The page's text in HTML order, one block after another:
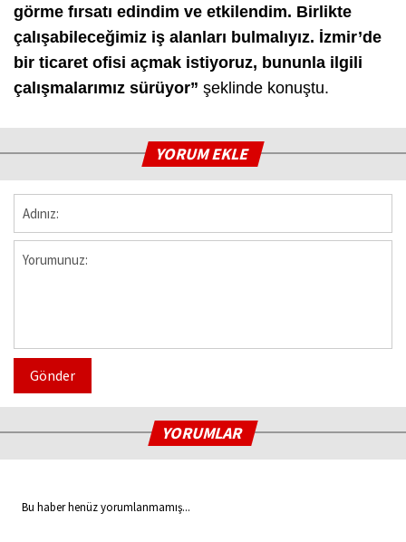
görme fırsatı edindim ve etkilendim. Birlikte
çalışabileceğimiz iş alanları bulmalıyız. İzmir’de
bir ticaret ofisi açmak istiyoruz, bununla ilgili
çalışmalarımız sürüyor” şeklinde konuştu.
YORUM EKLE
Gönder
YORUMLAR
Bu haber henüz yorumlanmamış...